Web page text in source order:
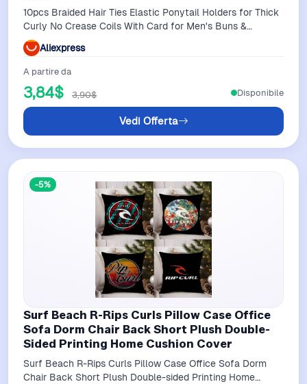
10pcs Braided Hair Ties Elastic Ponytail Holders for Thick
Curly No Crease Coils With Card for Men's Buns &
Women's Long Hair
Aliexpress
A partire da
3,84$ 3,90$
Vedi Offerta
Disponibile
-5%
Surf Beach R-Rips Curls Pillow Case Office
Sofa Dorm Chair Back Short Plush Double-
Sided Printing Home Cushion Cover
Surf Beach R-Rips Curls Pillow Case Office Sofa Dorm
Chair Back Short Plush Double-sided Printing Home